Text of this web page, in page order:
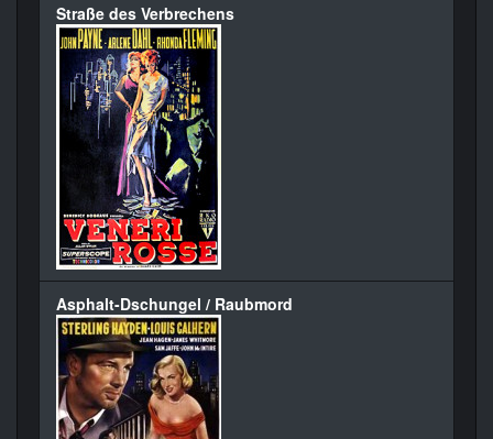
Straße des Verbrechens
Asphalt-Dschungel / Raubmord